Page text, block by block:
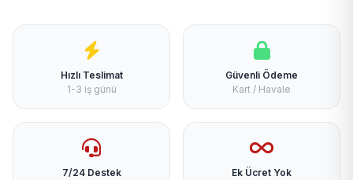
Hızlı Teslimat
1-3 iş günü
Güvenli Ödeme
Kart / Havale
7/24 Destek
Ek Ücret Yok